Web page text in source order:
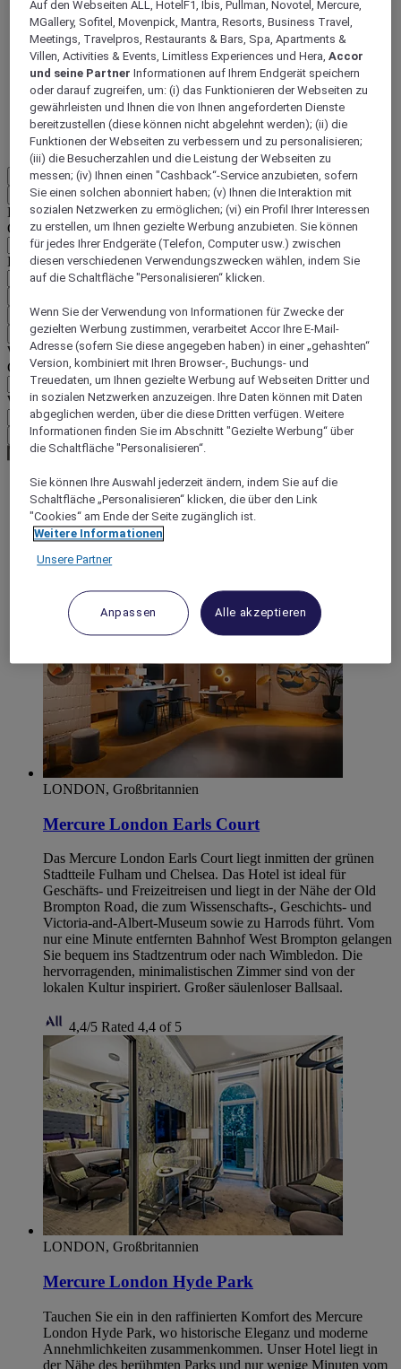
ALL Accor+ Voyager
15% rabatt das ganze Jahrüber auf Ihre Aufenthalte
bei über 30 Marken
JETZT ANMELDEN
Mehr
DE
Zurück
Land und Sprache unten auswählen
Geografische Zone
Land/Region - Sprache
EUR (€)
Zurück
Währung unten auswählen
Geografische Zone
Währung
Meine Währung bestätigen
World
Europe
United Kingdom
Staines
LONDON, Großbritannien
Mercure London Earls Court
Das Mercure London Earls Court liegt inmitten der grünen
Stadtteile Fulham und Chelsea. Das Hotel ist ideal für
Geschäfts- und Freizeitreisen und liegt in der Nähe der Old
Brompton Road, die zum Wissenschafts-, Geschichts- und
Victoria-and-Albert-Museum sowie zu Harrods führt. Vom
nur eine Minute entfernten Bahnhof West Brompton gelangen
Sie bequem ins Stadtzentrum oder nach Wimbledon. Die
hervorragenden, minimalistischen Zimmer sind von der
lokalen Kultur inspiriert. Großer säulenloser Ballsaal.
4,4/5 Rated 4,4 of 5
LONDON, Großbritannien
Mercure London Hyde Park
Tauchen Sie ein in den raffinierten Komfort des Mercure
London Hyde Park, wo historische Eleganz und moderne
Annehmlichkeiten zusammenkommen. Unser Hotel liegt in
der Nähe des berühmten Parks und nur wenige Minuten vom
Auf den Webseiten ALL, HotelF1, Ibis, Pullman, Novotel, Mercure,
MGallery, Sofitel, Movenpick, Mantra, Resorts, Business Travel,
Meetings, Travelpros, Restaurants & Bars, Spa, Apartments &
Villen, Activities & Events, Limitless Experiences und Hera,Accor
und seine Partner Informationen auf Ihrem Endgerät speichern
oder darauf zugreifen, um: (i) das Funktionieren der Webseiten zu
gewährleisten und Ihnen die von Ihnen angeforderten Dienste
bereitzustellen (diese können nicht abgelehnt werden); (ii) die
Funktionen der Webseiten zu verbessern und zu personalisieren;
(iii) die Besucherzahlen und die Leistung der Webseiten zu
messen; (iv) Ihnen einen "Cashback“-Service anzubieten, sofern
Sie einen solchen abonniert haben; (v) Ihnen die Interaktion mit
sozialen Netzwerken zu ermöglichen; (vi) ein Profil Ihrer Interessen
zu erstellen, um Ihnen gezielte Werbung anzubieten. Sie können
für jedes Ihrer Endgeräte (Telefon, Computer usw.) zwischen
diesen verschiedenen Verwendungszwecken wählen, indem Sie
auf die Schaltfläche "Personalisieren“ klicken.
Wenn Sie der Verwendung von Informationen für Zwecke der
gezielten Werbung zustimmen, verarbeitet Accor Ihre E-Mail-
Adresse (sofern Sie diese angegeben haben) in einer „gehashten“
Version, kombiniert mit Ihren Browser-, Buchungs- und
Treuedaten, um Ihnen gezielte Werbung auf Webseiten Dritter und
in sozialen Netzwerken anzuzeigen. Ihre Daten können mit Daten
abgeglichen werden, über die diese Dritten verfügen. Weitere
Informationen finden Sie im Abschnitt "Gezielte Werbung“ über
die Schaltfläche "Personalisieren“.
Sie können Ihre Auswahl jederzeit ändern, indem Sie auf die
Schaltfläche „Personalisieren“ klicken, die über den Link
"Cookies“ am Ende der Seite zugänglich ist.
Weitere Informationen
Unsere Partner
Anpassen Alle akzeptieren